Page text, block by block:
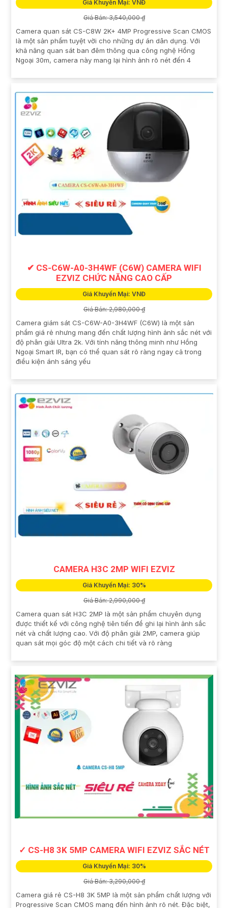
Giá Khuyến Mại: VNĐ
Giá Bán: 3,540,000 ₫
Camera quan sát CS-C8W 2K+ 4MP Progressive Scan CMOS
là một sản phẩm tuyệt vời cho những dự án dân dụng. Với
khả năng quan sát ban đêm thông qua công nghệ Hồng
Ngoại 30m, camera này mang lại hình ảnh rõ nét đến 4
✔ CS-C6W-A0-3H4WF (C6W) CAMERA WIFI
EZVIZ CHỨC NĂNG CAO CẤP
Giá Khuyến Mại: VNĐ
Giá Bán: 2,980,000 ₫
Camera giám sát CS-C6W-A0-3H4WF (C6W) là một sản
phẩm giá rẻ nhưng mang đến chất lượng hình ảnh sắc nét với
độ phân giải Ultra 2k. Với tính năng thông minh như Hồng
Ngoại Smart IR, bạn có thể quan sát rõ ràng ngay cả trong
điều kiện ánh sáng yếu
CAMERA H3C 2MP WIFI EZVIZ
Giá Khuyến Mại: 30%
Giá Bán: 2,990,000 ₫
Camera quan sát H3C 2MP là một sản phẩm chuyên dụng
được thiết kế với công nghệ tiên tiến để ghi lại hình ảnh sắc
nét và chất lượng cao. Với độ phân giải 2MP, camera giúp
quan sát mọi góc độ một cách chi tiết và rõ ràng
✓ CS-H8 3K 5MP CAMERA WIFI EZVIZ SẮC NÉT
Giá Khuyến Mại: 30%
Giá Bán: 3,290,000 ₫
Camera giá rẻ CS-H8 3K 5MP là một sản phẩm chất lượng với
Progressive Scan CMOS mang đến hình ảnh rõ nét. Đặc biệt,